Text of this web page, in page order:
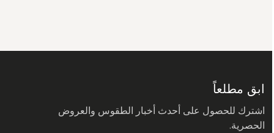
ابق مطلعاً
اشترك للحصول على أحدث أخبار الطقوس والعروض
الحصرية.